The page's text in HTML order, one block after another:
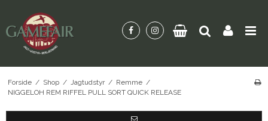
Forside / Shop / Jagtudstyr / Remme /
NIGGELOH REM RIFFEL PULL SORT QUICK RELEASE